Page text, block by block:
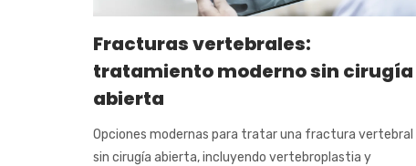
Fracturas vertebrales:
tratamiento moderno sin cirugía
abierta
Opciones modernas para tratar una fractura vertebral
sin cirugía abierta, incluyendo vertebroplastia y